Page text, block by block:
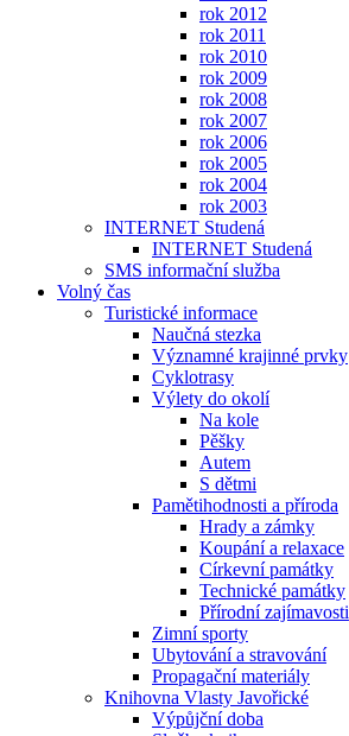
rok 2012
rok 2011
rok 2010
rok 2009
rok 2008
rok 2007
rok 2006
rok 2005
rok 2004
rok 2003
INTERNET Studená
INTERNET Studená
SMS informační služba
Volný čas
Turistické informace
Naučná stezka
Významné krajinné prvky
Cyklotrasy
Výlety do okolí
Na kole
Pěšky
Autem
S dětmi
Pamětihodnosti a příroda
Hrady a zámky
Koupání a relaxace
Církevní památky
Technické památky
Přírodní zajímavosti
Zimní sporty
Ubytování a stravování
Propagační materiály
Knihovna Vlasty Javořické
Výpůjční doba